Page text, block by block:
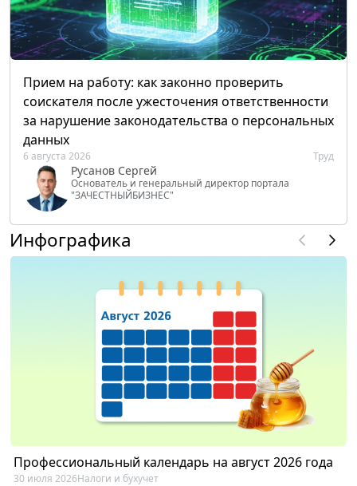
Прием на работу: как законно проверить
соискателя после ужесточения ответственности
за нарушение законодательства о персональных
данных
6 августа 2026 Труд
Русанов Сергей
Основатель и генеральный директор портала
"ЗАЧЕСТНЫЙБИЗНЕС"
Инфографика
Профессиональный календарь на август 2026 года
30 июля 2026Налоги и бухучет